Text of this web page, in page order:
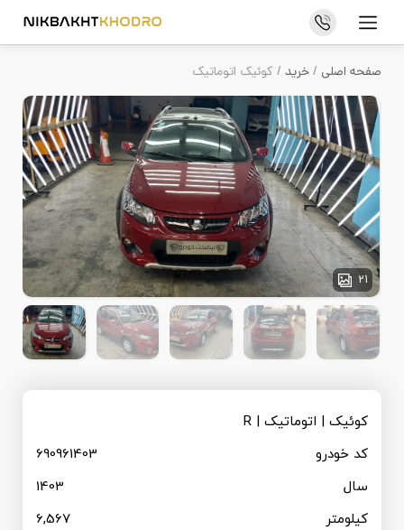
فروش خودرو
خرید خودرو
درباره ما
تماس با ما
سوالات متداول
مجله خودرو
اخبار و رویدادها
خرید و فروش خودرو
قیمت روز خودرو
ثبت نام همکاران تجاری
صفحه اصلی /خرید / کوئیک اتوماتیک
21
کوئیک | اتوماتیک | R
کد خودرو
690961403
سال
1403
کیلومتر
6,567